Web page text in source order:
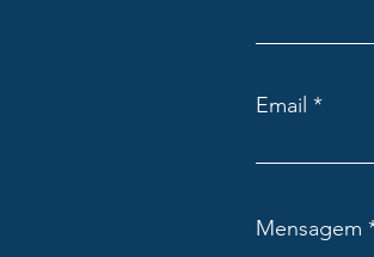
Email
Mensagem